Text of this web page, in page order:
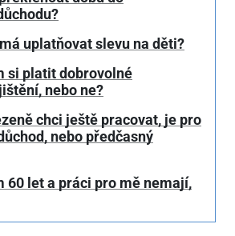
uplatňovat slevu na děti?
si platit dobrovolné
nebo ne?
chci ještě pracovat, je pro
nebo předčasný
60 let a práci pro mě nemají,